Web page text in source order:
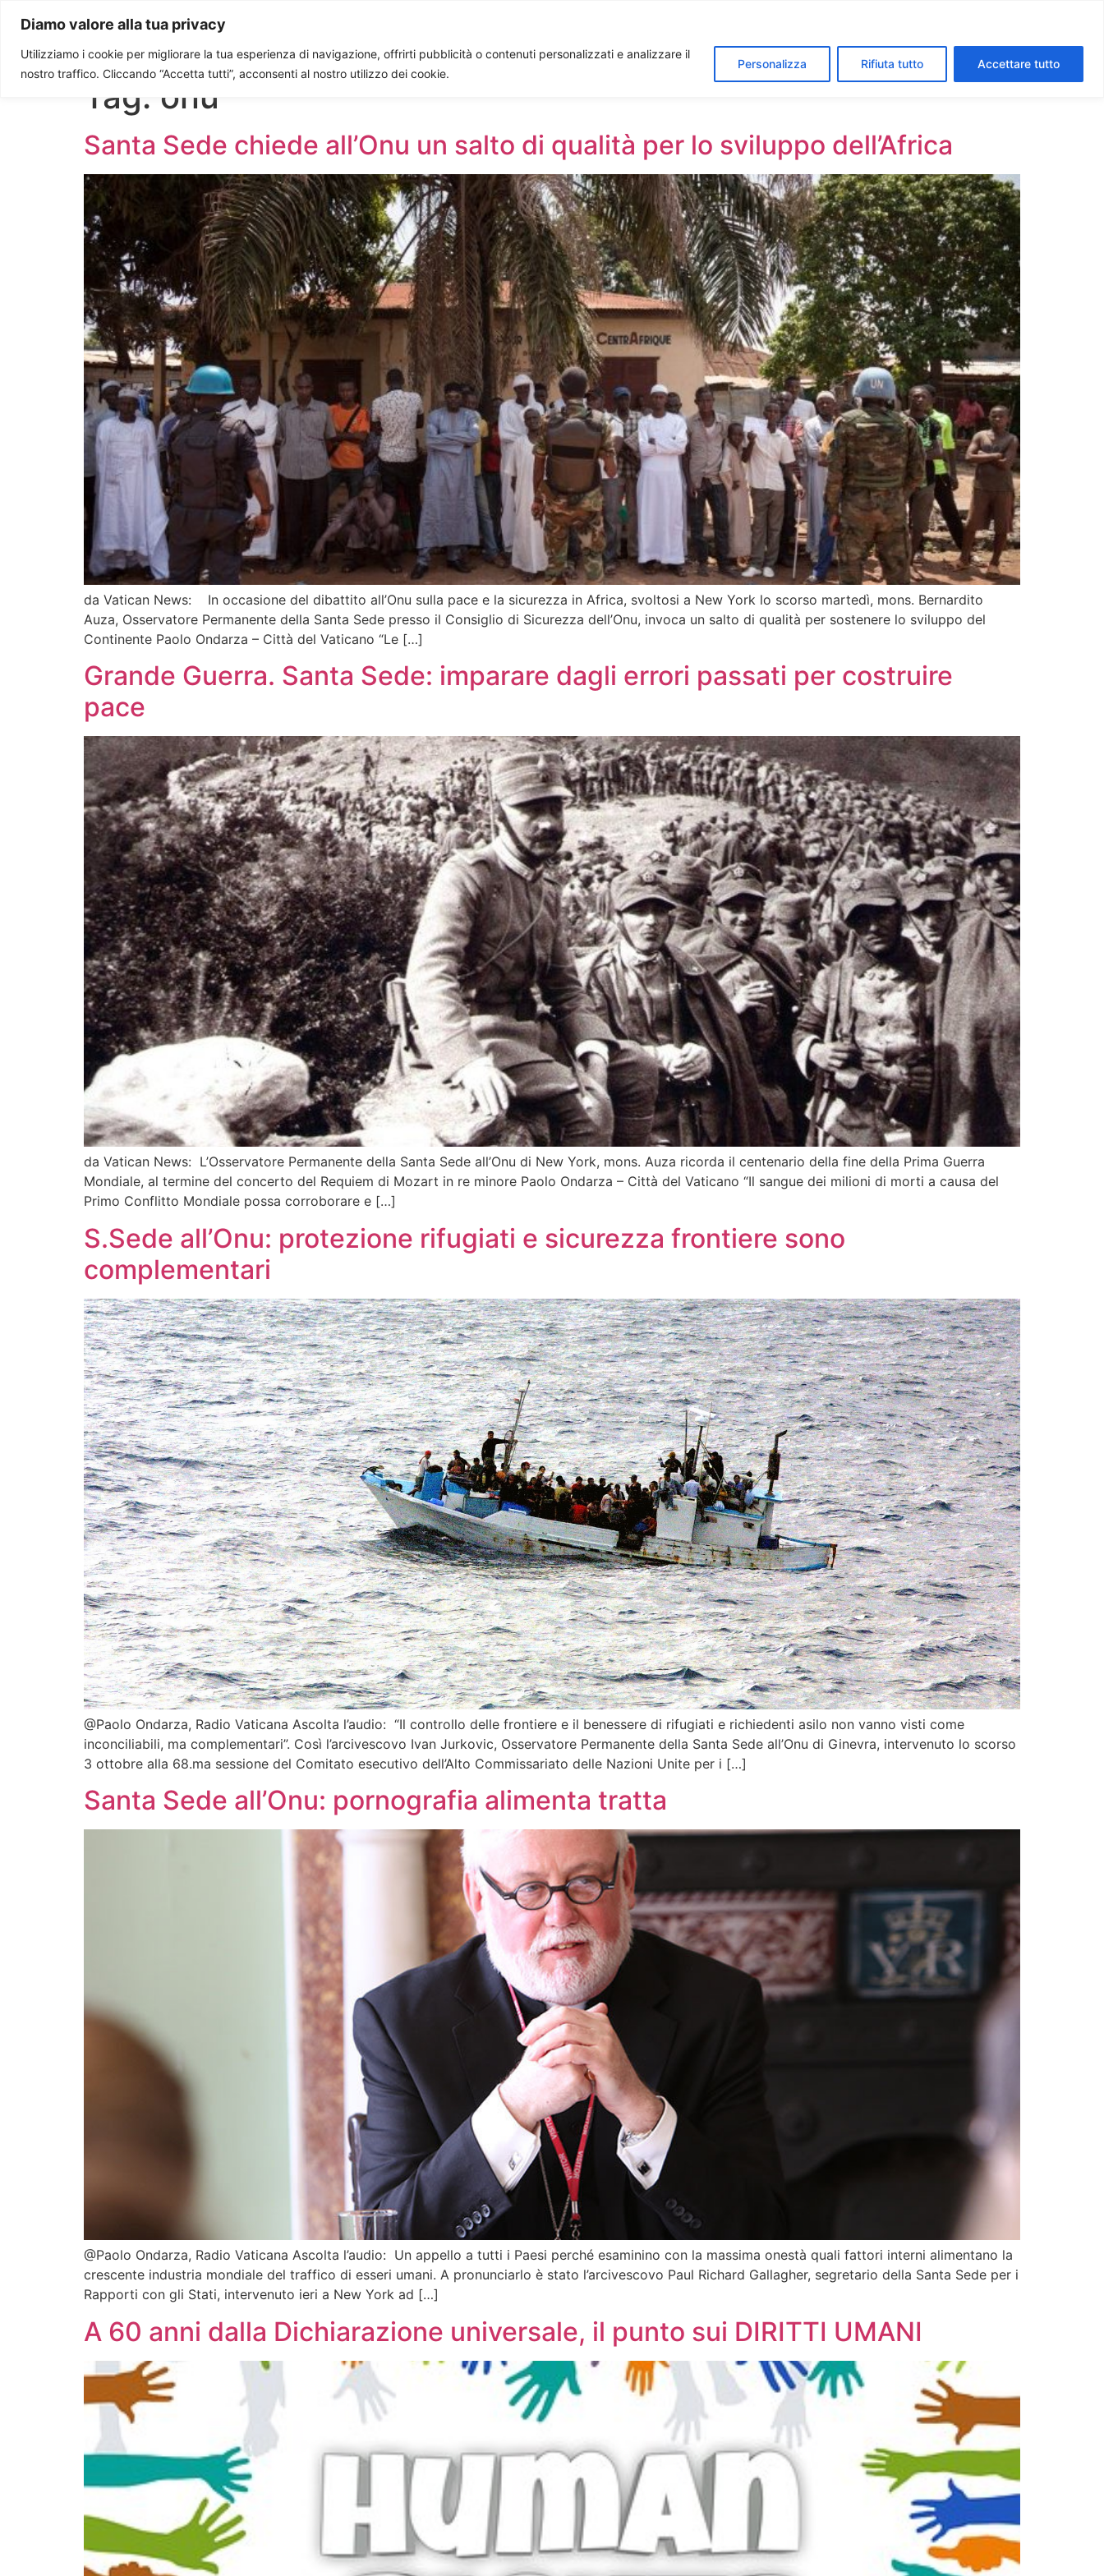
Diamo valore alla tua privacy
Utilizziamo i cookie per migliorare la tua esperienza di navigazione, offrirti pubblicità o contenuti personalizzati e analizzare il
nostro traffico. Cliccando “Accetta tutti”, acconsenti al nostro utilizzo dei cookie.
Personalizza Rifiuta tutto Accettare tutto
Paolo Ondarza
Tag: onu
Santa Sede chiede all’Onu un salto di qualità per lo sviluppo dell’Africa
da Vatican News: In occasione del dibattito all’Onu sulla pace e la sicurezza in Africa, svoltosi a New York lo scorso martedì, mons. Bernardito
Auza, Osservatore Permanente della Santa Sede presso il Consiglio di Sicurezza dell’Onu, invoca un salto di qualità per sostenere lo sviluppo del
Continente Paolo Ondarza – Città del Vaticano “Le […]
Grande Guerra. Santa Sede: imparare dagli errori passati per costruire
pace
da Vatican News: L’Osservatore Permanente della Santa Sede all’Onu di New York, mons. Auza ricorda il centenario della fine della Prima Guerra
Mondiale, al termine del concerto del Requiem di Mozart in re minore Paolo Ondarza – Città del Vaticano “Il sangue dei milioni di morti a causa del
Primo Conflitto Mondiale possa corroborare e […]
S.Sede all’Onu: protezione rifugiati e sicurezza frontiere sono
complementari
@Paolo Ondarza, Radio Vaticana Ascolta l’audio: “Il controllo delle frontiere e il benessere di rifugiati e richiedenti asilo non vanno visti come
inconciliabili, ma complementari”. Così l’arcivescovo Ivan Jurkovic, Osservatore Permanente della Santa Sede all’Onu di Ginevra, intervenuto lo scorso
3 ottobre alla 68.ma sessione del Comitato esecutivo dell’Alto Commissariato delle Nazioni Unite per i […]
Santa Sede all’Onu: pornografia alimenta tratta
@Paolo Ondarza, Radio Vaticana Ascolta l’audio: Un appello a tutti i Paesi perché esaminino con la massima onestà quali fattori interni alimentano la
crescente industria mondiale del traffico di esseri umani. A pronunciarlo è stato l’arcivescovo Paul Richard Gallagher, segretario della Santa Sede per i
Rapporti con gli Stati, intervenuto ieri a New York ad […]
A 60 anni dalla Dichiarazione universale, il punto sui DIRITTI UMANI